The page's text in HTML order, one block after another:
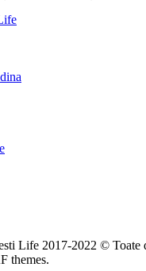
Life 2017-2022 © Toate
themes.